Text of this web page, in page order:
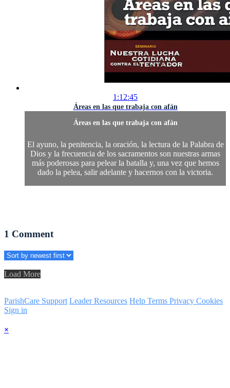
1:12:45
Áreas en las que trabaja con afán
Áreas en las que trabaja con afán
El ayuno, la penitencia, la oración, la lectura de la Palabra de
Dios y la frecuencia de los sacramentos son nuestras armas
más poderosas para pelear la batalla y, una vez que hemos
dado la pelea, salir adelante y hacernos con la victoria.
1 Comment
Load More
ParishCare Support Leader Resources Help Terms Privacy Cookies
Sign in
×